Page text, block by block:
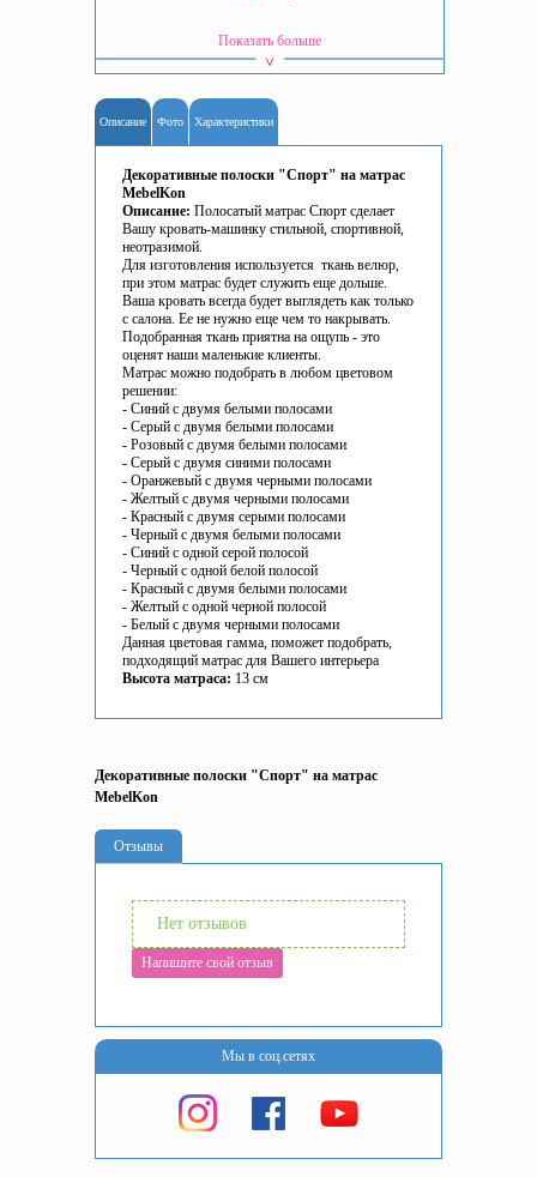
Показать больше
Описание Фото Характеристики
Декоративные полоски "Спорт" на матрас
MebelKon
Описание: Полосатый матрас Спорт сделает
Вашу кровать-машинку стильной, спортивной,
неотразимой.
Для изготовления используется ткань велюр,
при этом матрас будет служить еще дольше.
Ваша кровать всегда будет выглядеть как только
с салона. Ее не нужно еще чем то накрывать.
Подобранная ткань приятна на ощупь - это
оценят наши маленькие клиенты.
Матрас можно подобрать в любом цветовом
решении:
- Синий с двумя белыми полосами
- Серый с двумя белыми полосами
- Розовый с двумя белыми полосами
- Серый с двумя синими полосами
- Оранжевый с двумя черными полосами
- Желтый с двумя черными полосами
- Красный с двумя серыми полосами
- Черный с двумя белыми полосами
- Синий с одной серой полосой
- Черный с одной белой полосой
- Красный с двумя белыми полосами
- Желтый с одной черной полосой
- Белый с двумя черными полосами
Данная цветовая гамма, поможет подобрать,
подходящий матрас для Вашего интерьера
Высота матраса: 13 см
Декоративные полоски "Спорт" на матрас
MebelKon
Отзывы
Нет отзывов
Напишите свой отзыв
Мы в соц.сетях